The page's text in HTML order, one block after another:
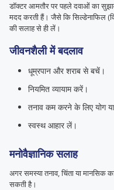
डॉक्टर आमतौर पर पहले दवाओं का
मदद करती हैं। जैसे कि सिल्डेनाफिल
की सलाह से ही लें।
जीवनशैली में बदलाव
धूम्रपान और शराब से बचें।
नियमित व्यायाम करें।
तनाव कम करने के लिए योग
स्वस्थ आहार लें।
मनोवैज्ञानिक सलाह
अगर समस्या तनाव, चिंता या मानसिक
सकती है।